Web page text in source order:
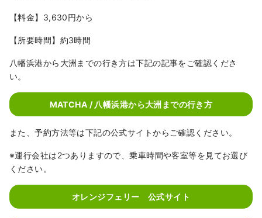
【料金】3,630円から
【所要時間】約3時間
八幡浜港から大洲までの行き方は下記の記事をご確認くださ
い。
MATCHA / 八幡浜港から大洲までの行き方
また、予約方法等は下記の公式サイトからご確認ください。
※運行会社は2つありますので、乗車時間や客室等を見てお選び
ください。
オレンジフェリー 公式サイト